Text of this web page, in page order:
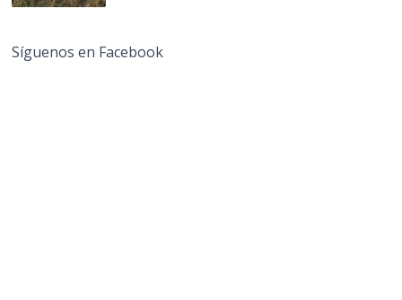
Síguenos en Facebook